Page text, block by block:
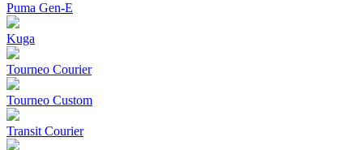
Puma Gen‑E
Kuga
Tourneo Courier
Tourneo Custom
Transit Courier